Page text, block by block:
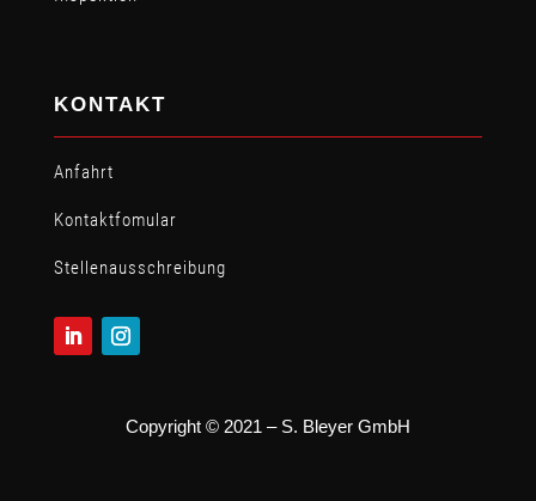
KONTAKT
Anfahrt
Kontaktfomular
Stellen­ausschreibung
Copyright © 2021 – S. Bleyer GmbH